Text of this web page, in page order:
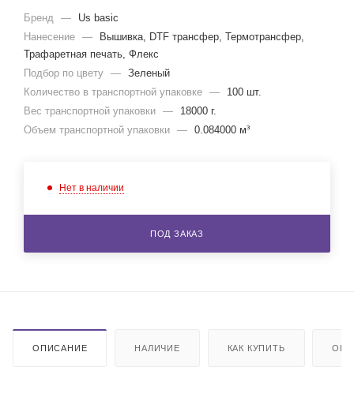
Бренд —
Us basic
Нанесение —
Вышивка, DTF трансфер, Термотрансфер,
Трафаретная печать, Флекс
Подбор по цвету — Зеленый
Количество в транспортной упаковке —
100 шт.
Вес транспортной упаковки —
18000 г.
Объем транспортной упаковки — 0.084000 м³
Нет в наличии
ПОД ЗАКАЗ
ОПИСАНИЕ НАЛИЧИЕ КАК КУПИТЬ